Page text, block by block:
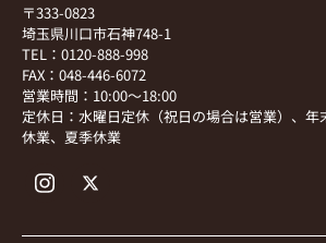
〒333-0823
埼玉県川口市石神748-1
TEL：0120-888-998
FAX：048-446-6072
営業時間：10:00～18:00
定休日：水曜日定休（祝日の場合は営業）、年
休業、夏季休業